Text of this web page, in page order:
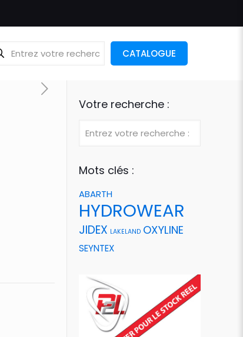
CATALOGUE
Votre recherche :
Mots clés :
ABARTH
HYDROWEAR
JIDEX LAKELAND OXYLINE
SEYNTEX